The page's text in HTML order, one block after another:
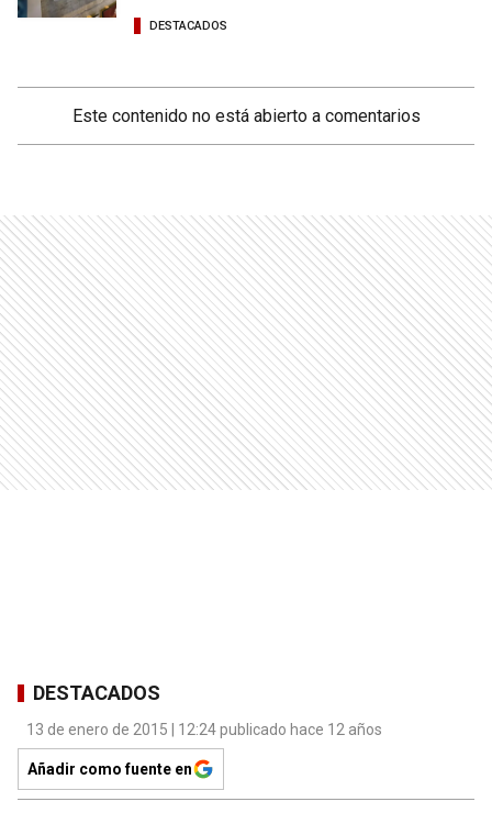
DESTACADOS
Este contenido no está abierto a comentarios
DESTACADOS
13 de enero de 2015 | 12:24 publicado hace 12 años
Añadir como fuente en